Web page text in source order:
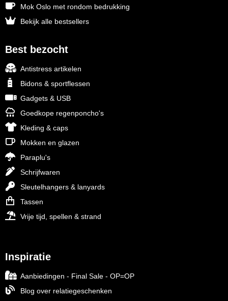
Mok Oslo met rondom bedrukking
Bekijk alle bestsellers
Best bezocht
Antistress artikelen
Bidons & sportflessen
Gadgets & USB
Goedkope regenponcho's
Kleding & caps
Mokken en glazen
Paraplu's
Schrijfwaren
Sleutelhangers & lanyards
Tassen
Vrije tijd, spellen & strand
Inspiratie
Aanbiedingen - Final Sale - OP=OP
Blog over relatiegeschenken